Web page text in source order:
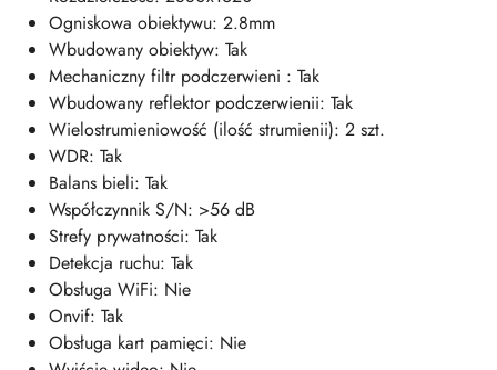
Ogniskowa obiektywu: 2.8mm
Wbudowany obiektyw: Tak
Mechaniczny filtr podczerwieni : Tak
Wbudowany reflektor podczerwienii: Tak
Wielostrumieniowość (ilość strumienii): 2 szt.
WDR: Tak
Balans bieli: Tak
Współczynnik S/N: >56 dB
Strefy prywatności: Tak
Detekcja ruchu: Tak
Obsługa WiFi: Nie
Onvif: Tak
Obsługa kart pamięci: Nie